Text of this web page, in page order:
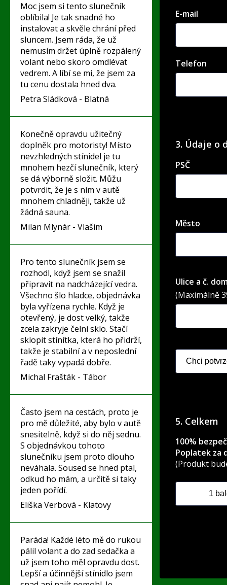
Moc jsem si tento slunečník
oblíbila! Je tak snadné ho
instalovat a skvěle chrání před
sluncem. Jsem ráda, že už
nemusím držet úplně rozpálený
volant nebo skoro omdlévat
vedrem. A líbí se mi, že jsem za
tu cenu dostala hned dva.
Petra Sládková - Blatná
Konečně opravdu užitečný
doplněk pro motoristy! Místo
nevzhledných stínidel je tu
mnohem hezčí slunečník, který
se dá výborně složit. Můžu
potvrdit, že je s ním v autě
mnohem chladněji, takže už
žádná sauna.
Milan Mlynár - Vlašim
Pro tento slunečník jsem se
rozhodl, když jsem se snažil
připravit na nadcházející vedra.
Všechno šlo hladce, objednávka
byla vyřízena rychle. Když je
otevřený, je dost velký, takže
zcela zakryje čelní sklo. Stačí
sklopit stínítka, která ho přidrží,
takže je stabilní a v neposlední
řadě taky vypadá dobře.
Michal Frašták - Tábor
Často jsem na cestách, proto je
pro mě důležité, aby bylo v autě
snesitelně, když si do něj sednu.
S objednávkou tohoto
slunečníku jsem proto dlouho
neváhala. Soused se hned ptal,
odkud ho mám, a určitě si taky
jeden pořídí.
Eliška Verbová - Klatovy
Paráda! Každé léto mě do rukou
pálil volant a do zad sedačka a
už jsem toho měl opravdu dost.
Lepší a účinnější stínidlo jsem
E-mail
Telefon
3. Údaje o
PSČ
Město
Ulice a č.
(Maximálně
5. Celkem
100%
Poplatek za
(Produkt